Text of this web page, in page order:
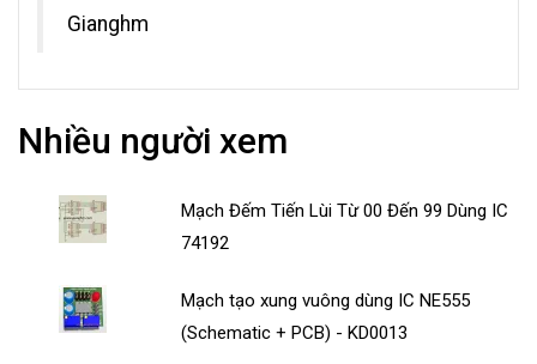
Gianghm
Nhiều người xem
Mạch Đếm Tiến Lùi Từ 00 Đến 99 Dùng IC
74192
Mạch tạo xung vuông dùng IC NE555
(Schematic + PCB) - KD0013